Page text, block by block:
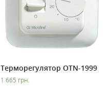
Терморегулятор OTN-1999
1 665 грн.